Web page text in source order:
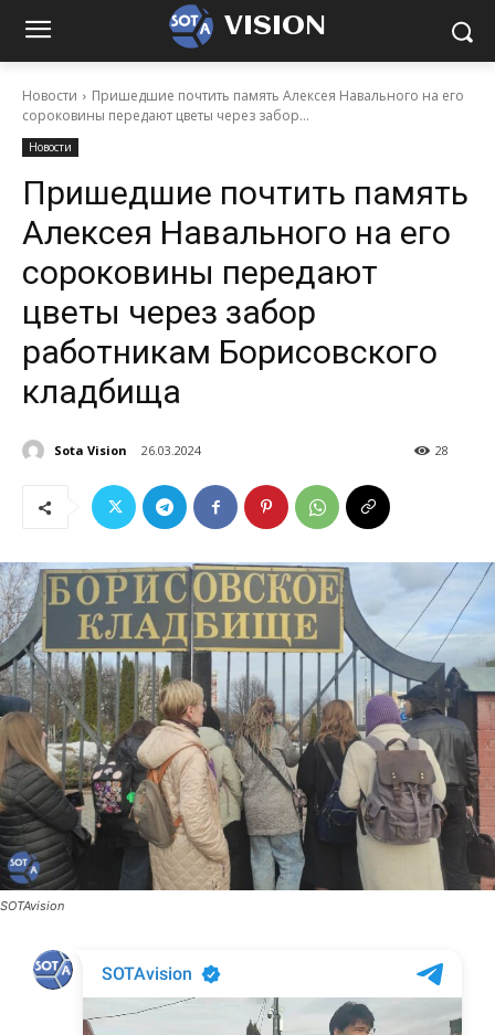
VISION
Новости
Пришедшие почтить память Алексея Навального на его
сороковины передают цветы через забор...
Новости
Пришедшие почтить память
Алексея Навального на его
сороковины передают
цветы через забор
работникам Борисовского
кладбища
Sota Vision 26.03.2024 28
SOTAvision